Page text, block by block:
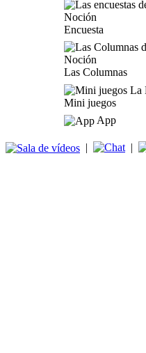
Encuesta
Las Columnas
Mini juegos
App
| |